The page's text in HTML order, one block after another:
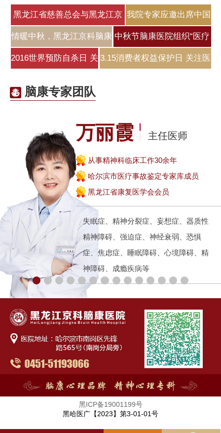
黑龙江省慈善总会与黑龙江京
科脑
我院专家应邀出席中国
医师协会睡
情暖中秋，黑龙江京科脑康
医院为
中秋节脑康医院组织“医疗
保健咨
2016世界预防自杀日 关 3.15消费者权益保护日 关注医
脑康专家团队
万丽霞 主任医师
从事精神科临床工作30余年
哈尔滨市医疗事故鉴定专家库成员
黑龙江省康复医学会会员
失眠症、精神分裂症、妄想症、器质性
精神障碍、强迫症、神经衰弱、恐惧
症、焦虑症、睡眠障碍、心境障碍、精
神障碍、成瘾疾病等
黑ICP备19001199号
黑哈医广【2023】第3-01-01号